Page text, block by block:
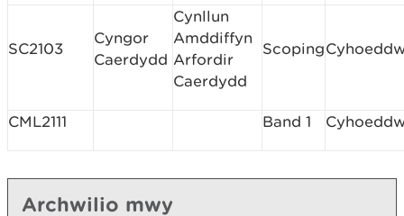
SC2103
Cyngor
Caerdydd
Cynllun
Amddiffyn
Arfordir
Caerdydd
Scoping
CML2111 Band 1
Archwilio mwy